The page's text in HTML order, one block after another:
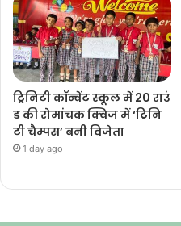
ट्रिनिटी कॉन्वेंट स्कूल में 20 राउं
ड की रोमांचक क्विज में ‘ट्रिनि
टी चैम्पस’ बनी विजेता
1 day ago